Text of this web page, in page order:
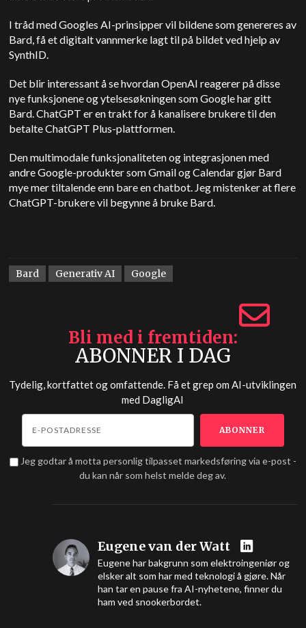
I tråd med Googles AI-prinsipper vil bildene som genereres av
Bard, få et digitalt vannmerke lagt til på bildet ved hjelp av
SynthID.
Det blir interessant å se hvordan OpenAI reagerer på disse
nye funksjonene og ytelsesøkningen som Google har gitt
Bard. ChatGPT er en trakt for å kanalisere brukere til den
betalte ChatGPT Plus-plattformen.
Den multimodale funksjonaliteten og integrasjonen med
andre Google-produkter som Gmail og Calendar gjør Bard
mye mer tiltalende enn bare en chatbot. Jeg mistenker at flere
ChatGPT-brukere vil begynne å bruke Bard.
Bard Generativ AI Google
Bli med i fremtiden
ABONNER I DAG
Tydelig, kortfattet og omfattende. Få et grep om AI-utviklingen
med DagligAI
Jeg godtar å motta personlig tilpasset markedsføring via e-post -
du kan når som helst melde deg av.
Eugene van der Watt
Eugene har bakgrunn som elektroingeniør og
elsker alt som har med teknologi å gjøre. Når
han tar en pause fra AI-nyhetene, finner du
ham ved snookerbordet.